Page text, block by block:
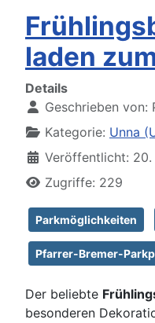
laden
Details
Geschrieben von:
Kategorie: Unna
Veröffentlicht:
Zugriffe: 229
Parkmöglichkeiten
Pfarrer-Bremer-
Der beliebte
besonderen